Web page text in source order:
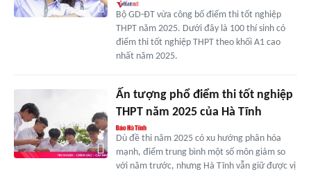
Bộ GD-ĐT vừa công bố điểm thi tốt nghiệp
THPT năm 2025. Dưới đây là 100 thí sinh có
điểm thi tốt nghiệp THPT theo khối A1 cao
nhất năm 2025.
Ấn tượng phổ điểm thi tốt nghiệp
THPT năm 2025 của Hà Tĩnh
Dù đề thi năm 2025 có xu hướng phân hóa
mạnh, điểm trung bình một số môn giảm so
với năm trước, nhưng Hà Tĩnh vẫn giữ được vị